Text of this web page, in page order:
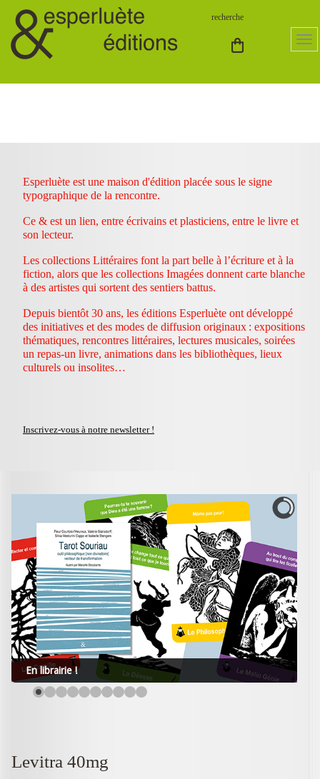
Esperluète est une maison d'édition placée sous le signe
typographique de la rencontre.
Ce & est un lien, entre écrivains et plasticiens, entre le livre et
son lecteur.
Les collections Littéraires font la part belle à l’écriture et à la
fiction, alors que les collections Imagées donnent carte blanche
à des artistes qui sortent des sentiers battus.
Depuis bientôt 30 ans, les éditions Esperluète ont développé
des initiatives et des modes de diffusion originaux : expositions
thématiques, rencontres littéraires, lectures musicales, soirées
un repas-un livre, animations dans les bibliothèques, lieux
culturels ou insolites…
Inscrivez-vous à notre newsletter !
En librairie !
Levitra 40mg